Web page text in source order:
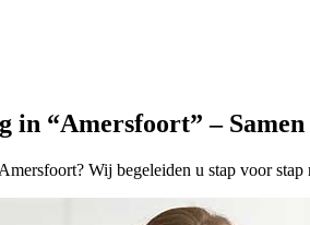
in “Amersfoort” –
Wij begeleiden u stap voor